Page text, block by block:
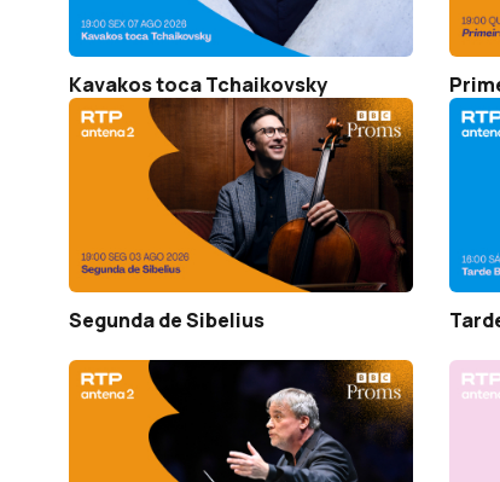
Kavakos toca Tchaikovsky
Segunda de Sibelius